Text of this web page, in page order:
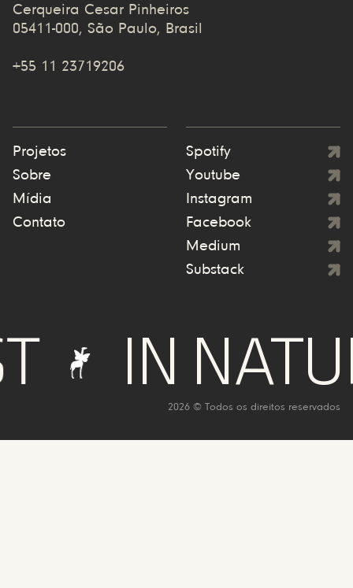
Cerqueira Cesar Pinheiros
05411-000, São Paulo, Brasil
+55 11 23719206
Projetos
Sobre
Mídia
Contato
Spotify
Youtube
Instagram
Facebook
Medium
Substack
IN
2026 © Todos os direitos reservados